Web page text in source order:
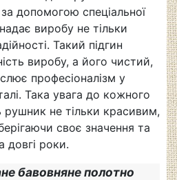
допомогою спеціальної
виробу не тільки
Такий підгин
виробу, а його чистий,
професіоналізм у
Така увага до кожного
не тільки красивим,
своє значення та
довгі роки.
бавовняне полотно